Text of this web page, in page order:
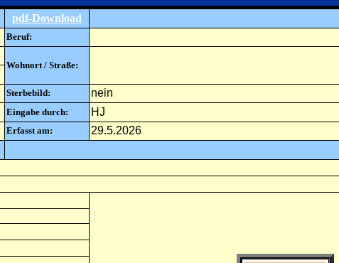
pdf-Download
Beruf:
Wohnort / Straße:
Sterbebild: nein
Eingabe durch: HJ
Erfasst am: 29.5.2026